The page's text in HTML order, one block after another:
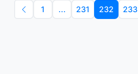
1 ... 231 232 233